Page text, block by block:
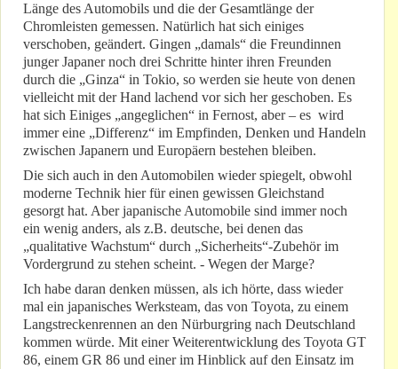
Länge des Automobils und die der Gesamtlänge der
Chromleisten gemessen. Natürlich hat sich einiges
verschoben, geändert. Gingen „damals“ die Freundinnen
junger Japaner noch drei Schritte hinter ihren Freunden
durch die „Ginza“ in Tokio, so werden sie heute von denen
vielleicht mit der Hand lachend vor sich her geschoben. Es
hat sich Einiges „angeglichen“ in Fernost, aber – es wird
immer eine „Differenz“ im Empfinden, Denken und Handeln
zwischen Japanern und Europäern bestehen bleiben.
Die sich auch in den Automobilen wieder spiegelt, obwohl
moderne Technik hier für einen gewissen Gleichstand
gesorgt hat. Aber japanische Automobile sind immer noch
ein wenig anders, als z.B. deutsche, bei denen das
„qualitative Wachstum“ durch „Sicherheits“-Zubehör im
Vordergrund zu stehen scheint. - Wegen der Marge?
Ich habe daran denken müssen, als ich hörte, dass wieder
mal ein japanisches Werksteam, das von Toyota, zu einem
Langstreckenrennen an den Nürburgring nach Deutschland
kommen würde. Mit einer Weiterentwicklung des Toyota GT
86, einem GR 86 und einer im Hinblick auf den Einsatz im